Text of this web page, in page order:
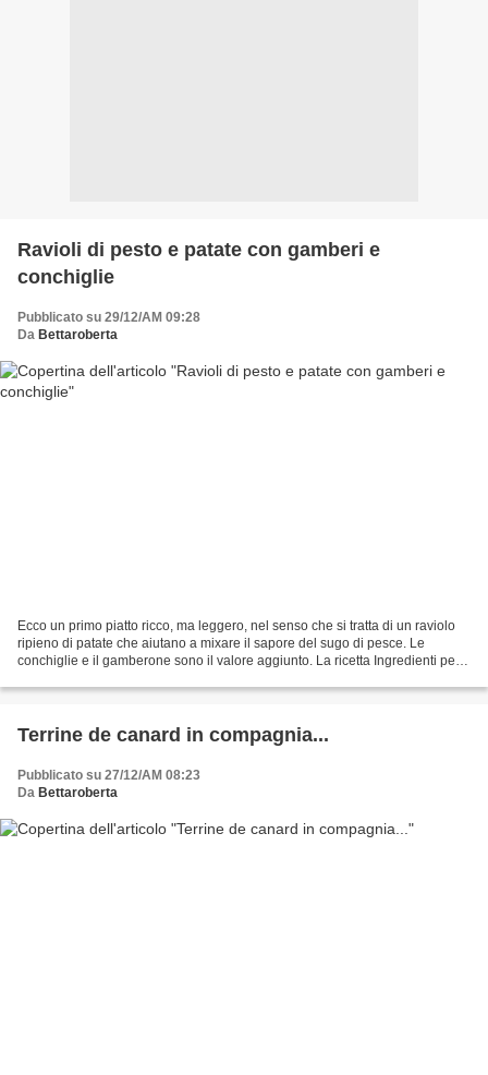
Ravioli di pesto e patate con gamberi e
conchiglie
Pubblicato su 29/12/AM 09:28
Da Bettaroberta
Ecco un primo piatto ricco, ma leggero, nel senso che si tratta di un raviolo
ripieno di patate che aiutano a mixare il sapore del sugo di pesce. Le
conchiglie e il gamberone sono il valore aggiunto. La ricetta Ingredienti per 4
Terrine de canard in compagnia...
Pubblicato su 27/12/AM 08:23
Da Bettaroberta